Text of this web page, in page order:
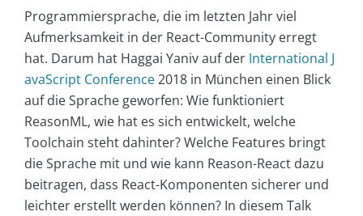
Programmiersprache, die im letzten Jahr viel
Aufmerksamkeit in der React-Community erregt
hat. Darum hat Haggai Yaniv auf der International J
avaScript Conference2018 in München einen Blick
auf die Sprache geworfen: Wie funktioniert
ReasonML, wie hat es sich entwickelt, welche
Toolchain steht dahinter? Welche Features bringt
die Sprache mit und wie kann Reason-React dazu
beitragen, dass React-Komponenten sicherer und
leichter erstellt werden können? In diesem Talk